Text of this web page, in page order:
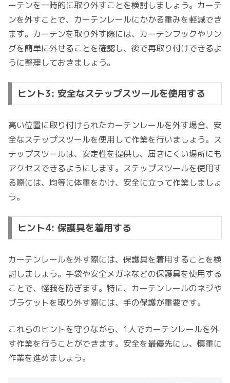
ーテンを一時的に取り外すことを検討しましょう。カーテ
ンを外すことで、カーテンレールにかかる重みを軽減でき
ます。カーテンを取り外す際には、カーテンフックやリン
グを簡単に外せることを確認し、後で再取り付けできるよ
うに整理しておきましょう。
ヒント3: 安全なステップスツールを使用する
高い位置に取り付けられたカーテンレールを外す場合、安
全なステップスツールを使用して作業を行いましょう。ス
テップスツールは、安定性を提供し、届きにくい場所にも
アクセスできるようにします。ステップスツールを使用す
る際には、均等に体重をかけ、安全に立って作業しましょ
う。
ヒント4: 保護具を着用する
カーテンレールを外す際には、保護具を着用することを検
討しましょう。手袋や安全メガネなどの保護具を使用する
ことで、怪我を防ぎます。特に、カーテンレールのネジや
ブラケットを取り外す際には、手の保護が重要です。
これらのヒントを守りながら、1人でカーテンレールを外
す作業を行うことができます。安全を最優先にし、慎重に
作業を進めましょう。